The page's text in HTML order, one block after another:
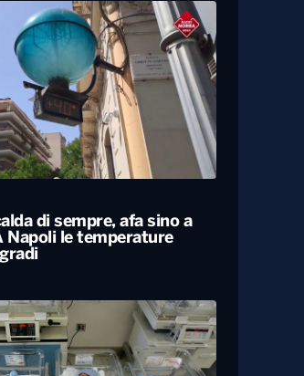
di sempre, afa sino a
Napoli le temperature